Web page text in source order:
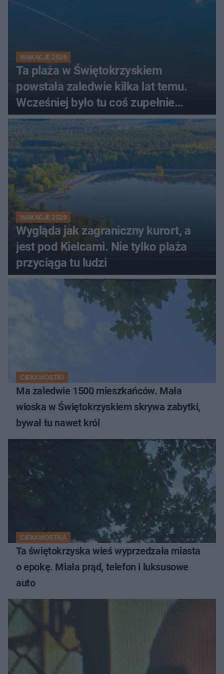
WAKACJE 2026
Ta plaża w Świętokrzyskiem
powstała zaledwie kilka lat temu.
Wcześniej było tu coś zupełnie
innego
WAKACJE 2026
Wygląda jak zagraniczny kurort, a
jest pod Kielcami. Nie tylko plaża
przyciąga tu ludzi
CIEKAWOSTKI
Ma zaledwie 1500 mieszkańców. Mała
wioska w Świętokrzyskiem skrywa zabytki,
bywał tu nawet król
CIEKAWOSTKA
Ta świętokrzyska wieś wyprzedzała miasta
o epokę. Miała prąd, telefon i luksusowe
auto